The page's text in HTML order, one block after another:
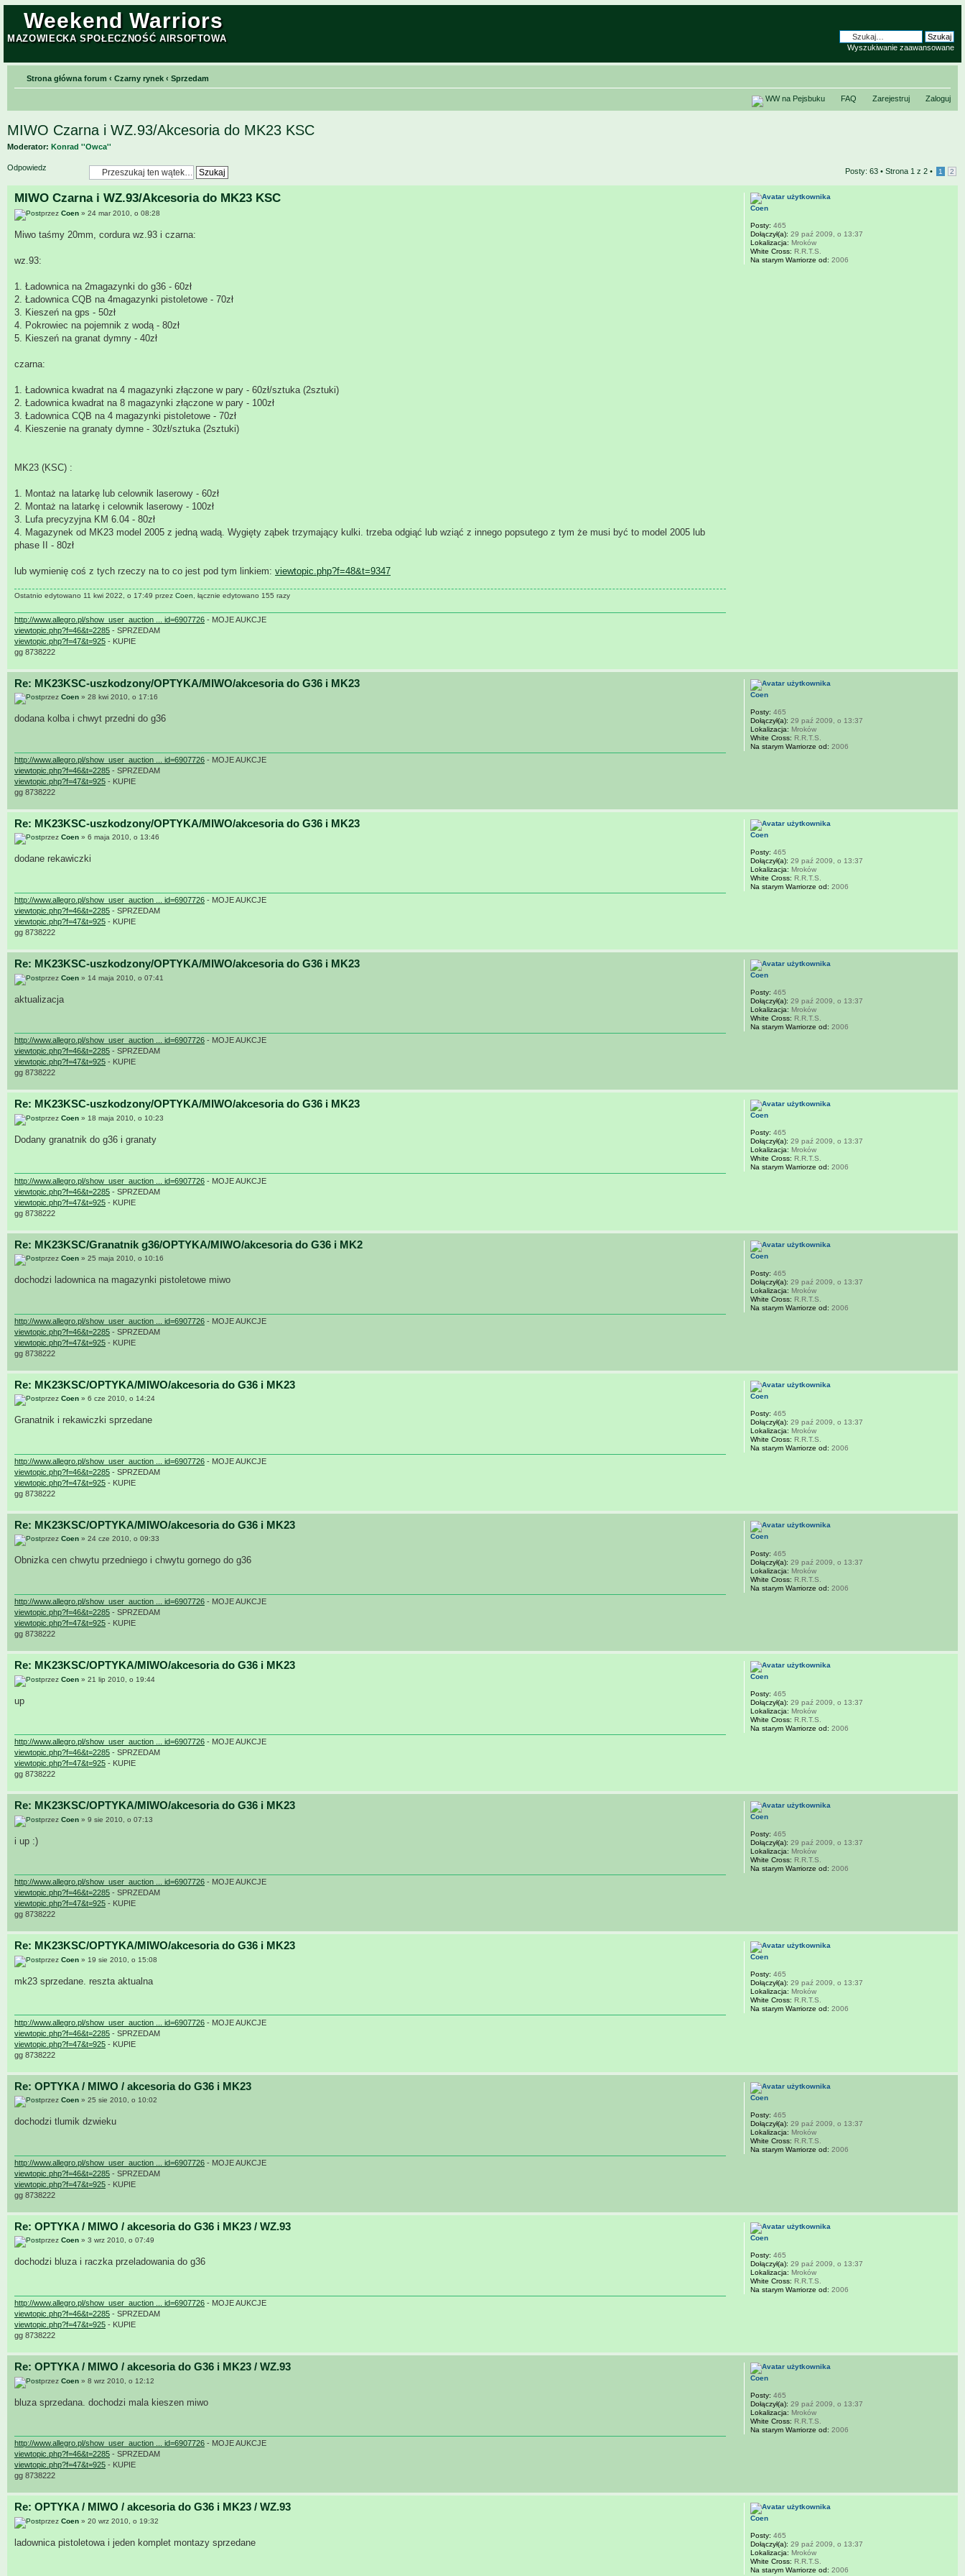
Weekend Warriors
MAZOWIECKA SPOŁECZNOŚĆ AIRSOFTOWA
Wyszukiwanie zaawansowane
Strona główna forum ‹ Czarny rynek ‹ Sprzedam
WW na Pejsbuku FAQ Zarejestruj Zaloguj
MIWO Czarna i WZ.93/Akcesoria do MK23 KSC
Moderator: Konrad ''Owca''
Odpowiedz Posty: 63 • Strona 1 z 2 • 1 2
MIWO Czarna i WZ.93/Akcesoria do MK23 KSC
przez Coen » 24 mar 2010, o 08:28
Miwo taśmy 20mm, cordura wz.93 i czarna:
wz.93:
1. Ładownica na 2magazynki do g36 - 60zł
2. Ładownica CQB na 4magazynki pistoletowe - 70zł
3. Kieszeń na gps - 50zł
4. Pokrowiec na pojemnik z wodą - 80zł
5. Kieszeń na granat dymny - 40zł
czarna:
1. Ładownica kwadrat na 4 magazynki złączone w pary - 60zł/sztuka (2sztuki)
2. Ładownica kwadrat na 8 magazynki złączone w pary - 100zł
3. Ładownica CQB na 4 magazynki pistoletowe - 70zł
4. Kieszenie na granaty dymne - 30zł/sztuka (2sztuki)
MK23 (KSC) :
1. Montaż na latarkę lub celownik laserowy - 60zł
2. Montaż na latarkę i celownik laserowy - 100zł
3. Lufa precyzyjna KM 6.04 - 80zł
4. Magazynek od MK23 model 2005 z jedną wadą. Wygięty ząbek trzymający kulki. trzeba odgiąć lub wziąć z innego popsutego z tym że musi być to model 2005 lub
phase II - 80zł
lub wymienię coś z tych rzeczy na to co jest pod tym linkiem: viewtopic.php?f=48&t=9347
Ostatnio edytowano 11 kwi 2022, o 17:49 przez Coen , łącznie edytowano 155 razy
http://www.allegro.pl/show_user_auction ... id=6907726 - MOJE AUKCJE
viewtopic.php?f=46&t=2285 - SPRZEDAM
viewtopic.php?f=47&t=925 - KUPIE
gg 8738222
Coen
Posty: 465
Dołączył(a): 29 paź 2009, o 13:37
Lokalizacja: Mroków
White Cross: R.R.T.S.
Na starym Warriorze od: 2006
Re: MK23KSC-uszkodzony/OPTYKA/MIWO/akcesoria do G36 i MK23
przez Coen » 28 kwi 2010, o 17:16
dodana kolba i chwyt przedni do g36
http://www.allegro.pl/show_user_auction ... id=6907726 - MOJE AUKCJE
viewtopic.php?f=46&t=2285 - SPRZEDAM
viewtopic.php?f=47&t=925 - KUPIE
gg 8738222
Coen
Posty: 465
Dołączył(a): 29 paź 2009, o 13:37
Lokalizacja: Mroków
White Cross: R.R.T.S.
Na starym Warriorze od: 2006
Re: MK23KSC-uszkodzony/OPTYKA/MIWO/akcesoria do G36 i MK23
przez Coen » 6 maja 2010, o 13:46
dodane rekawiczki
http://www.allegro.pl/show_user_auction ... id=6907726 - MOJE AUKCJE
viewtopic.php?f=46&t=2285 - SPRZEDAM
viewtopic.php?f=47&t=925 - KUPIE
gg 8738222
Coen
Posty: 465
Dołączył(a): 29 paź 2009, o 13:37
Lokalizacja: Mroków
White Cross: R.R.T.S.
Na starym Warriorze od: 2006
Re: MK23KSC-uszkodzony/OPTYKA/MIWO/akcesoria do G36 i MK23
przez Coen » 14 maja 2010, o 07:41
aktualizacja
http://www.allegro.pl/show_user_auction ... id=6907726 - MOJE AUKCJE
viewtopic.php?f=46&t=2285 - SPRZEDAM
viewtopic.php?f=47&t=925 - KUPIE
gg 8738222
Coen
Posty: 465
Dołączył(a): 29 paź 2009, o 13:37
Lokalizacja: Mroków
White Cross: R.R.T.S.
Na starym Warriorze od: 2006
Re: MK23KSC-uszkodzony/OPTYKA/MIWO/akcesoria do G36 i MK23
przez Coen » 18 maja 2010, o 10:23
Dodany granatnik do g36 i granaty
http://www.allegro.pl/show_user_auction ... id=6907726 - MOJE AUKCJE
viewtopic.php?f=46&t=2285 - SPRZEDAM
viewtopic.php?f=47&t=925 - KUPIE
gg 8738222
Coen
Posty: 465
Dołączył(a): 29 paź 2009, o 13:37
Lokalizacja: Mroków
White Cross: R.R.T.S.
Na starym Warriorze od: 2006
Re: MK23KSC/Granatnik g36/OPTYKA/MIWO/akcesoria do G36 i MK2
przez Coen » 25 maja 2010, o 10:16
dochodzi ladownica na magazynki pistoletowe miwo
http://www.allegro.pl/show_user_auction ... id=6907726 - MOJE AUKCJE
viewtopic.php?f=46&t=2285 - SPRZEDAM
viewtopic.php?f=47&t=925 - KUPIE
gg 8738222
Coen
Posty: 465
Dołączył(a): 29 paź 2009, o 13:37
Lokalizacja: Mroków
White Cross: R.R.T.S.
Na starym Warriorze od: 2006
Re: MK23KSC/OPTYKA/MIWO/akcesoria do G36 i MK23
przez Coen » 6 cze 2010, o 14:24
Granatnik i rekawiczki sprzedane
http://www.allegro.pl/show_user_auction ... id=6907726 - MOJE AUKCJE
viewtopic.php?f=46&t=2285 - SPRZEDAM
viewtopic.php?f=47&t=925 - KUPIE
gg 8738222
Coen
Posty: 465
Dołączył(a): 29 paź 2009, o 13:37
Lokalizacja: Mroków
White Cross: R.R.T.S.
Na starym Warriorze od: 2006
Re: MK23KSC/OPTYKA/MIWO/akcesoria do G36 i MK23
przez Coen » 24 cze 2010, o 09:33
Obnizka cen chwytu przedniego i chwytu gornego do g36
http://www.allegro.pl/show_user_auction ... id=6907726 - MOJE AUKCJE
viewtopic.php?f=46&t=2285 - SPRZEDAM
viewtopic.php?f=47&t=925 - KUPIE
gg 8738222
Coen
Posty: 465
Dołączył(a): 29 paź 2009, o 13:37
Lokalizacja: Mroków
White Cross: R.R.T.S.
Na starym Warriorze od: 2006
Re: MK23KSC/OPTYKA/MIWO/akcesoria do G36 i MK23
przez Coen » 21 lip 2010, o 19:44
up
http://www.allegro.pl/show_user_auction ... id=6907726 - MOJE AUKCJE
viewtopic.php?f=46&t=2285 - SPRZEDAM
viewtopic.php?f=47&t=925 - KUPIE
gg 8738222
Coen
Posty: 465
Dołączył(a): 29 paź 2009, o 13:37
Lokalizacja: Mroków
White Cross: R.R.T.S.
Na starym Warriorze od: 2006
Re: MK23KSC/OPTYKA/MIWO/akcesoria do G36 i MK23
przez Coen » 9 sie 2010, o 07:13
i up :)
http://www.allegro.pl/show_user_auction ... id=6907726 - MOJE AUKCJE
viewtopic.php?f=46&t=2285 - SPRZEDAM
viewtopic.php?f=47&t=925 - KUPIE
gg 8738222
Coen
Posty: 465
Dołączył(a): 29 paź 2009, o 13:37
Lokalizacja: Mroków
White Cross: R.R.T.S.
Na starym Warriorze od: 2006
Re: MK23KSC/OPTYKA/MIWO/akcesoria do G36 i MK23
przez Coen » 19 sie 2010, o 15:08
mk23 sprzedane. reszta aktualna
http://www.allegro.pl/show_user_auction ... id=6907726 - MOJE AUKCJE
viewtopic.php?f=46&t=2285 - SPRZEDAM
viewtopic.php?f=47&t=925 - KUPIE
gg 8738222
Coen
Posty: 465
Dołączył(a): 29 paź 2009, o 13:37
Lokalizacja: Mroków
White Cross: R.R.T.S.
Na starym Warriorze od: 2006
Re: OPTYKA / MIWO / akcesoria do G36 i MK23
przez Coen » 25 sie 2010, o 10:02
dochodzi tlumik dzwieku
http://www.allegro.pl/show_user_auction ... id=6907726 - MOJE AUKCJE
viewtopic.php?f=46&t=2285 - SPRZEDAM
viewtopic.php?f=47&t=925 - KUPIE
gg 8738222
Coen
Posty: 465
Dołączył(a): 29 paź 2009, o 13:37
Lokalizacja: Mroków
White Cross: R.R.T.S.
Na starym Warriorze od: 2006
Re: OPTYKA / MIWO / akcesoria do G36 i MK23 / WZ.93
przez Coen » 3 wrz 2010, o 07:49
dochodzi bluza i raczka przeladowania do g36
http://www.allegro.pl/show_user_auction ... id=6907726 - MOJE AUKCJE
viewtopic.php?f=46&t=2285 - SPRZEDAM
viewtopic.php?f=47&t=925 - KUPIE
gg 8738222
Coen
Posty: 465
Dołączył(a): 29 paź 2009, o 13:37
Lokalizacja: Mroków
White Cross: R.R.T.S.
Na starym Warriorze od: 2006
Re: OPTYKA / MIWO / akcesoria do G36 i MK23 / WZ.93
przez Coen » 8 wrz 2010, o 12:12
bluza sprzedana. dochodzi mala kieszen miwo
http://www.allegro.pl/show_user_auction ... id=6907726 - MOJE AUKCJE
viewtopic.php?f=46&t=2285 - SPRZEDAM
viewtopic.php?f=47&t=925 - KUPIE
gg 8738222
Coen
Posty: 465
Dołączył(a): 29 paź 2009, o 13:37
Lokalizacja: Mroków
White Cross: R.R.T.S.
Na starym Warriorze od: 2006
Re: OPTYKA / MIWO / akcesoria do G36 i MK23 / WZ.93
przez Coen » 20 wrz 2010, o 19:32
ladownica pistoletowa i jeden komplet montazy sprzedane
Coen
Posty: 465
Dołączył(a): 29 paź 2009, o 13:37
Lokalizacja: Mroków
White Cross: R.R.T.S.
Na starym Warriorze od: 2006